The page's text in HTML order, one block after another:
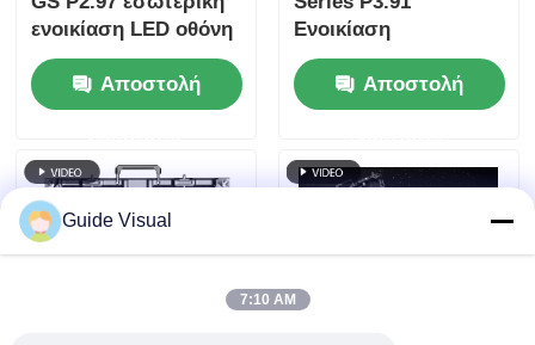
ενοικίαση LED οθόνη
για έκθεση συνέδριο,
7680Hz χωρίς μαύρη
οθόνη CE
Αποστολή
Ενοικίαση
εξωτερικού χώρου
Οθόνη LED 5000nit
IP65 για Μουσικό
δημιουργία
αντιγράφων
Αποστολή
Guide Visual
7:10 AM